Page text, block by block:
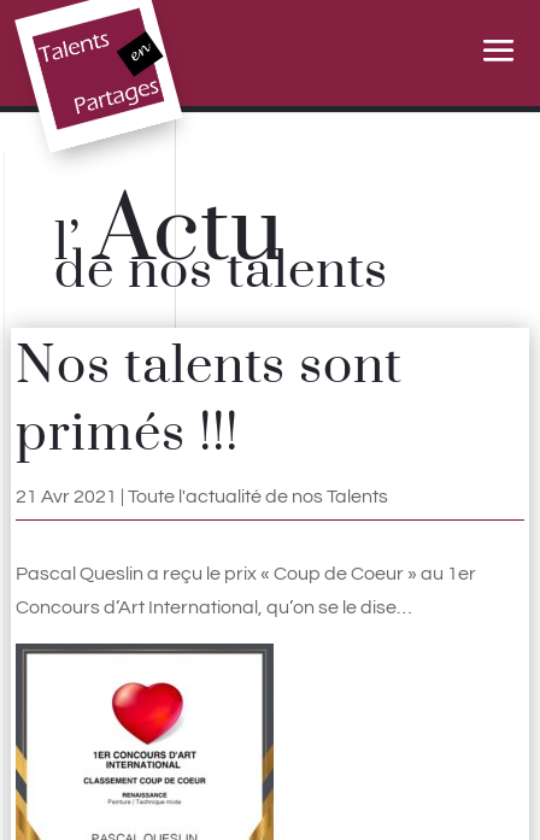
l’Actu
de nos talents
Nos talents sont
primés !!!
21 Avr 2021 |Toute l'actualité de nos Talents
Pascal Queslin a reçu le prix « Coup de Coeur » au 1er
Concours d’Art International, qu’on se le dise…